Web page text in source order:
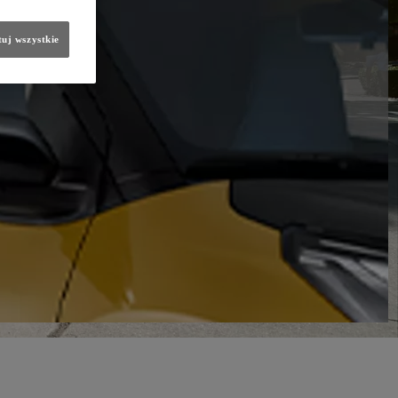
wszystkie